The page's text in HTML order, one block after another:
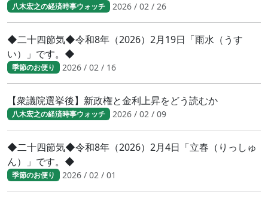
八木宏之の経済時事ウォッチ 2026 / 02 / 26
◆二十四節気◆令和8年（2026）2月19日「雨水（うす
い）」です。◆
季節のお便り 2026 / 02 / 16
【衆議院選挙後】新政権と金利上昇をどう読むか
八木宏之の経済時事ウォッチ 2026 / 02 / 09
◆二十四節気◆令和8年（2026）2月4日「立春（りっしゅ
ん）」です。◆
季節のお便り 2026 / 02 / 01